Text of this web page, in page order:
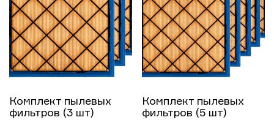
Комплект пылевых
фильтров (3 шт)
Комплект пылевых
фильтров (5 шт)